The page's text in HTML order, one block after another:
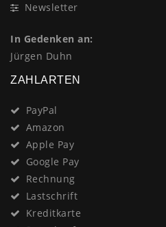
Newsletter
In Gedenken an:
Jürgen Duhn
ZAHLARTEN
PayPal
Amazon
Apple Pay
Google Pay
Rechnung
Lastschrift
Kreditkarte